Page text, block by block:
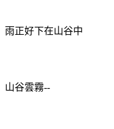
雨正好下在山谷中
山谷雲霧--